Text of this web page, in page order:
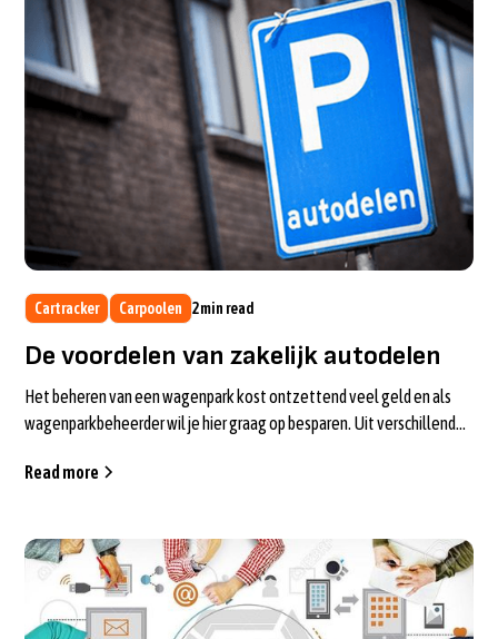
Cartracker Carpoolen 2min read
De voordelen van zakelijk autodelen
Het beheren van een wagenpark kost ontzettend veel geld en als
wagenparkbeheerder wil je hier graag op besparen. Uit verschillende
Read more